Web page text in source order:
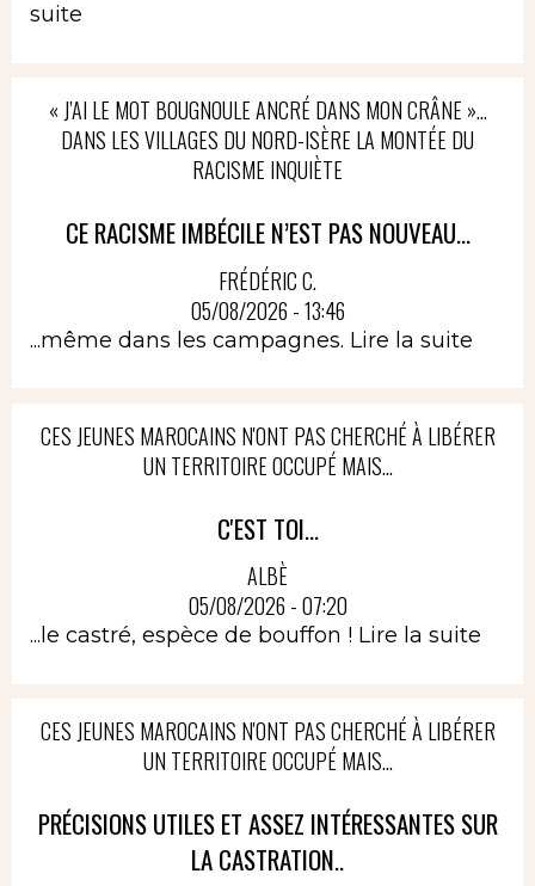
suite
« J’AI LE MOT BOUGNOULE ANCRÉ DANS MON CRÂNE »…
DANS LES VILLAGES DU NORD-ISÈRE LA MONTÉE DU
RACISME INQUIÈTE
CE RACISME IMBÉCILE N’EST PAS NOUVEAU...
FRÉDÉRIC C.
05/08/2026 - 13:46
...même dans les campagnes. Lire la suite
CES JEUNES MAROCAINS N'ONT PAS CHERCHÉ À LIBÉRER
UN TERRITOIRE OCCUPÉ MAIS...
C'EST TOI...
ALBÈ
05/08/2026 - 07:20
...le castré, espèce de bouffon ! Lire la suite
CES JEUNES MAROCAINS N'ONT PAS CHERCHÉ À LIBÉRER
UN TERRITOIRE OCCUPÉ MAIS...
PRÉCISIONS UTILES ET ASSEZ INTÉRESSANTES SUR
LA CASTRATION..